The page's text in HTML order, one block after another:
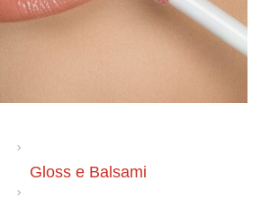
Gloss e Balsami